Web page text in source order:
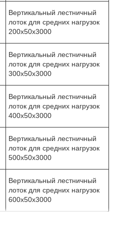
Вертикальный лестничный
лоток для средних нагрузок
200х50х3000
Вертикальный лестничный
лоток для средних нагрузок
300х50х3000
Вертикальный лестничный
лоток для средних нагрузок
400х50х3000
Вертикальный лестничный
лоток для средних нагрузок
500х50х3000
Вертикальный лестничный
лоток для средних нагрузок
600х50х3000